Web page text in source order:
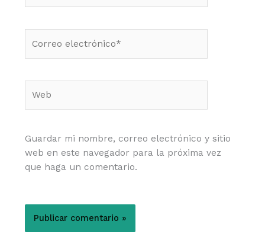
electrónico*
Guardar mi nombre, correo electrónico y sitio
web en este navegador para la próxima vez
que haga un comentario.